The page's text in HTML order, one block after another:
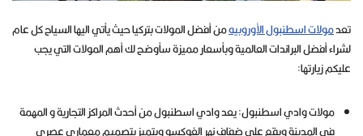
تعدمولات اسطنبول الأوروبيهمن أفضل المولات بتركيا حيث يأتي اليها السياح كل عام
لشراء أفضل البراندات العالمية وبأسعار مميزة سأوضح لك أهم المولات التي يجب
عليكم زيارتها:
مولات وادي اسطنبول: يعد وادي اسطنبول من أحدث المراكز التجارية و المهمة
في المدينة ويقع على ضفاف نهر الغوكسو ويتميز بتصميم معماري عصري